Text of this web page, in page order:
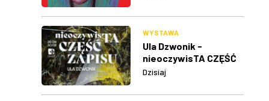
WYSTAWA
Ula Dzwonik -
nieoczywisTA CZĘŚĆ
ZAPISU
Dzisiaj